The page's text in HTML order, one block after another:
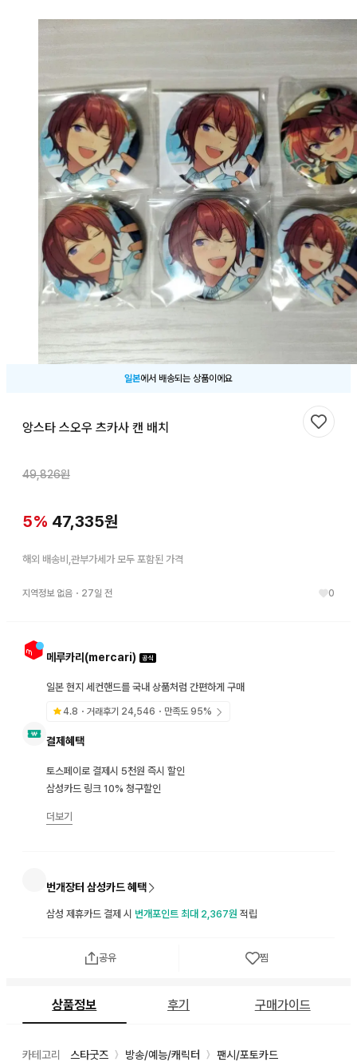
일본에서 배송되는 상품이에요
앙스타 스오우 츠카사 캔 배치
49,826원
5% 47,335원
해외 배송비,관부가세가 모두 포함된 가격
지역정보 없음 ・ 27일 전 0
메루카리(mercari)
일본 현지 세컨핸드를 국내 상품처럼 간편하게 구매
4.8 ・거래후기 24,546 ・만족도95%
결제혜택
토스페이로 결제시 5천원 즉시 할인
삼성카드 링크 10% 청구할인
더보기
번개장터 삼성카드 혜택
삼성 제휴카드 결제 시 번개포인트 최대 2,367원 적립
찜하기
공유 찜
상품정보 후기 구매가이드
카테고리 스타굿즈 〉 방송/예능/캐릭터 〉
팬시/포토카드